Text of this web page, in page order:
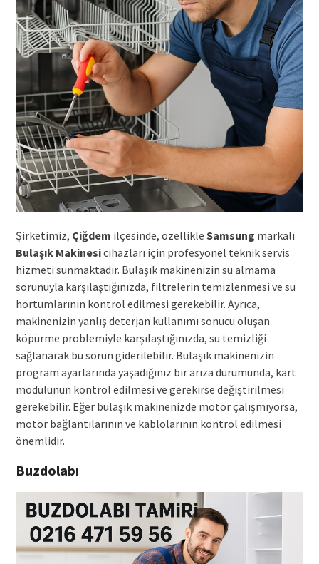
Şirketimiz, Çiğdem ilçesinde, özellikle Samsung markalı
Bulaşık Makinesicihazları için profesyonel teknik servis
hizmeti sunmaktadır. Bulaşık makinenizin su almama
sorunuyla karşılaştığınızda, filtrelerin temizlenmesi ve su
hortumlarının kontrol edilmesi gerekebilir. Ayrıca,
makinenizin yanlış deterjan kullanımı sonucu oluşan
köpürme problemiyle karşılaştığınızda, su temizliği
sağlanarak bu sorun giderilebilir. Bulaşık makinenizin
program ayarlarında yaşadığınız bir arıza durumunda, kart
modülünün kontrol edilmesi ve gerekirse değiştirilmesi
gerekebilir. Eğer bulaşık makinenizde motor çalışmıyorsa,
motor bağlantılarının ve kablolarının kontrol edilmesi
önemlidir.
Buzdolabı